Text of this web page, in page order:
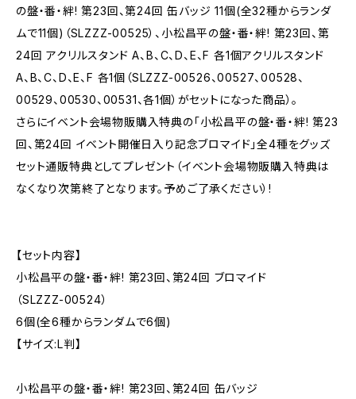
の盤・番・絆! 第23回、第24回 缶バッジ 11個(全32種からランダ
ムで11個)（SLZZZ-00525）、小松昌平の盤・番・絆! 第23回、第
24回 アクリルスタンド A、B、C、D、E、F 各1個アクリルスタンド
A、B、C、D、E、F 各1個（SLZZZ-00526、00527、00528、
00529、00530、00531、各1個）がセットになった商品）。
さらにイベント会場物販購入特典の「小松昌平の盤・番・絆! 第23
回、第24回 イベント開催日入り記念ブロマイド」全4種をグッズ
セット通販特典としてプレゼント（イベント会場物販購入特典は
なくなり次第終了となります。予めご了承ください）!
【セット内容】
小松昌平の盤・番・絆! 第23回、第24回 ブロマイド
（SLZZZ-00524）
6個(全6種からランダムで6個)
【サイズ:L判】
小松昌平の盤・番・絆! 第23回、第24回 缶バッジ